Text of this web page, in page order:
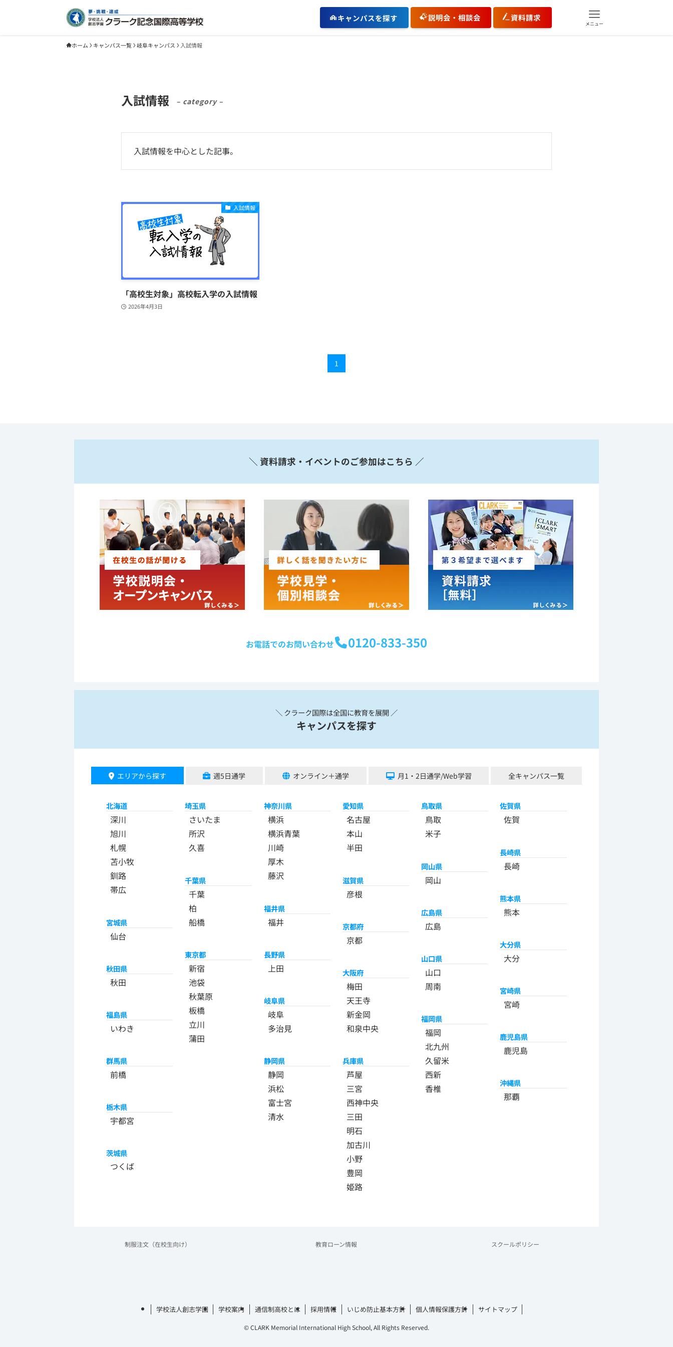
キャンパスを探す 説明会・相談会 資料請求
メニュー
ホーム キャンパス一覧 岐阜キャンパス 入試情報
入試情報 – category –
入試情報を中心とした記事。
入試情報
「高校生対象」高校転入学の入試情報
2026年4月3日
1
＼ 資料請求・イベントのご参加はこちら ／
お電話でのお問い合わせ 0120-833-350
＼ クラーク国際は全国に教育を展開 ／
キャンパスを探す
エリアから探す 週5日通学 オンライン＋通学 月1・2日通学/Web学習 全キャンパス一覧
北海道
深川
旭川
札幌
苫小牧
釧路
帯広
宮城県
仙台
秋田県
秋田
福島県
いわき
群馬県
前橋
栃木県
宇都宮
茨城県
つくば
埼玉県
さいたま
所沢
久喜
千葉県
千葉
柏
船橋
東京都
新宿
池袋
秋葉原
板橋
立川
蒲田
神奈川県
横浜
横浜青葉
川崎
厚木
藤沢
福井県
福井
長野県
上田
岐阜県
岐阜
多治見
静岡県
静岡
浜松
富士宮
清水
愛知県
名古屋
本山
半田
滋賀県
彦根
京都府
京都
大阪府
梅田
天王寺
新金岡
和泉中央
兵庫県
芦屋
三宮
西神中央
三田
明石
加古川
小野
豊岡
姫路
鳥取県
鳥取
米子
岡山県
岡山
広島県
広島
山口県
山口
周南
福岡県
福岡
北九州
久留米
西新
香椎
佐賀県
佐賀
長崎県
長崎
熊本県
熊本
大分県
大分
宮崎県
宮崎
鹿児島県
鹿児島
沖縄県
那覇
制服注文（在校生向け） 教育ローン情報 スクールポリシー
学校法人創志学園 学校案内 通信制高校とは 採用情報 いじめ防止基本方針 個人情報保護方針 サイトマップ
©CLARK Memorial International High School, All Rights Reserved.